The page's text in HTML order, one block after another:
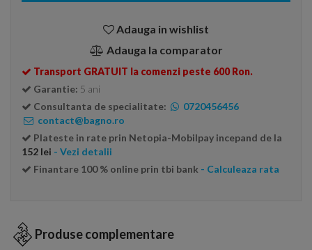
Adauga in wishlist
Adauga la comparator
Transport GRATUIT la comenzi peste 600 Ron.
Garantie: 5 ani
Consultanta de specialitate:
0720456456
contact@bagno.ro
Plateste in rate prin Netopia-Mobilpay incepand de la
152 lei - Vezi detalii
Finantare 100 % online prin tbi bank - Calculeaza rata
Produse complementare